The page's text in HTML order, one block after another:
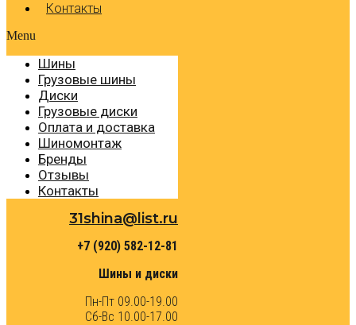
Контакты
Menu
Шины
Грузовые шины
Диски
Грузовые диски
Оплата и доставка
Шиномонтаж
Бренды
Отзывы
Контакты
31shina@list.ru
+7 (920) 582-12-81
Шины и диски
Пн-Пт 09.00-19.00
Сб-Вс 10.00-17.00